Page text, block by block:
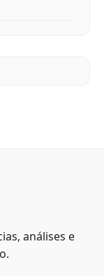
análises e